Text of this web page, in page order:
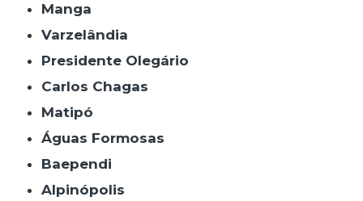
Manga
Varzelândia
Presidente Olegário
Carlos Chagas
Matipó
Águas Formosas
Baependi
Alpinópolis